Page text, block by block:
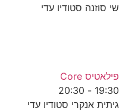
שי סוזנה סטודיו עדי
פילאטיס Core
19:30
-
20:30
גיתית אנקרי סטודיו עדי